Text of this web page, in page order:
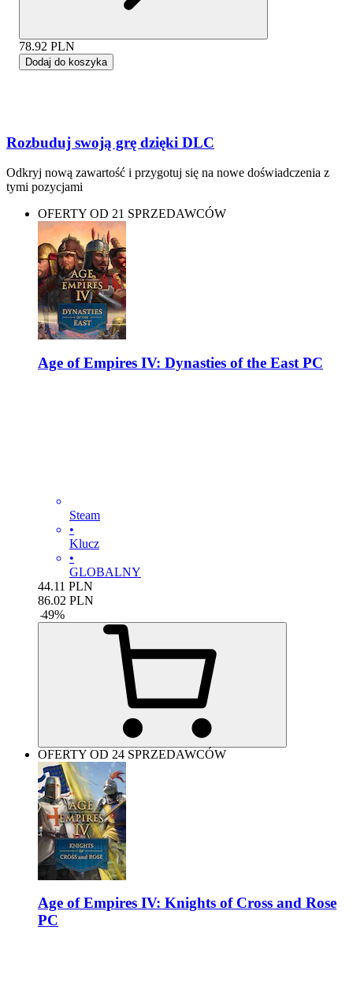
78.92 PLN
Dodaj do koszyka
Rozbuduj swoją grę dzięki DLC
Odkryj nową zawartość i przygotuj się na nowe doświadczenia z
tymi pozycjami
OFERTY OD 21 SPRZEDAWCÓW
Age of Empires IV: Dynasties of the East PC
Steam
•
Klucz
•
GLOBALNY
44.11 PLN
86.02 PLN
-49%
OFERTY OD 24 SPRZEDAWCÓW
Age of Empires IV: Knights of Cross and Rose
PC